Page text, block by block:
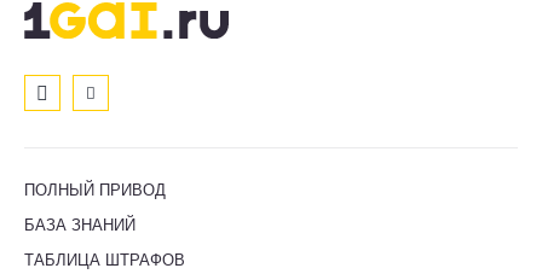
ПОЛНЫЙ ПРИВОД
БАЗА ЗНАНИЙ
ТАБЛИЦА ШТРАФОВ